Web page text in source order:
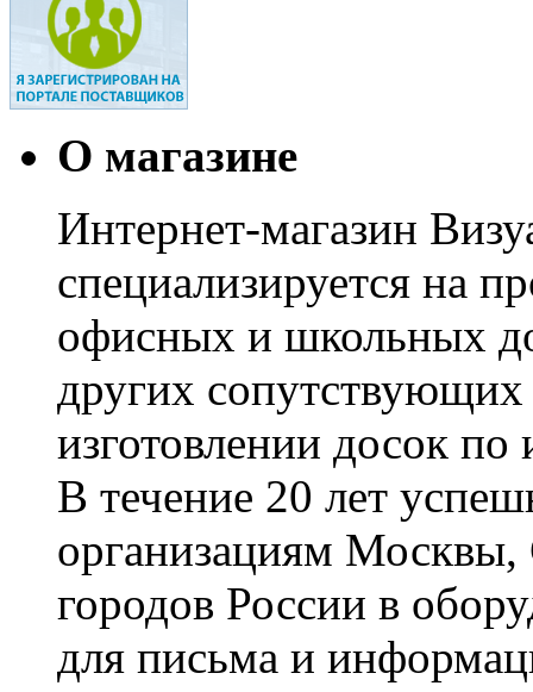
О магазине
Интернет-магазин
специализируется на
офисных и школьных
других сопутствующих
изготовлении досок по
В течение 20 лет
организациям Москвы,
городов России в
для письма и